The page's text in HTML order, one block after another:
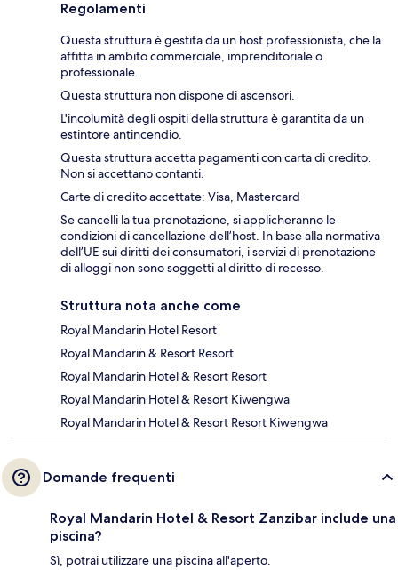
Regolamenti
Questa struttura è gestita da un host professionista, che la
affitta in ambito commerciale, imprenditoriale o
professionale.
Questa struttura non dispone di ascensori.
L'incolumità degli ospiti della struttura è garantita da un
estintore antincendio.
Questa struttura accetta pagamenti con carta di credito.
Non si accettano contanti.
Carte di credito accettate: Visa, Mastercard
Se cancelli la tua prenotazione, si applicheranno le
condizioni di cancellazione dell’host. In base alla normativa
dell’UE sui diritti dei consumatori, i servizi di prenotazione
di alloggi non sono soggetti al diritto di recesso.
Struttura nota anche come
Royal Mandarin Hotel Resort
Royal Mandarin & Resort Resort
Royal Mandarin Hotel & Resort Resort
Royal Mandarin Hotel & Resort Kiwengwa
Royal Mandarin Hotel & Resort Resort Kiwengwa
Domande frequenti
Royal Mandarin Hotel & Resort Zanzibar include una
piscina?
Sì, potrai utilizzare una piscina all'aperto.